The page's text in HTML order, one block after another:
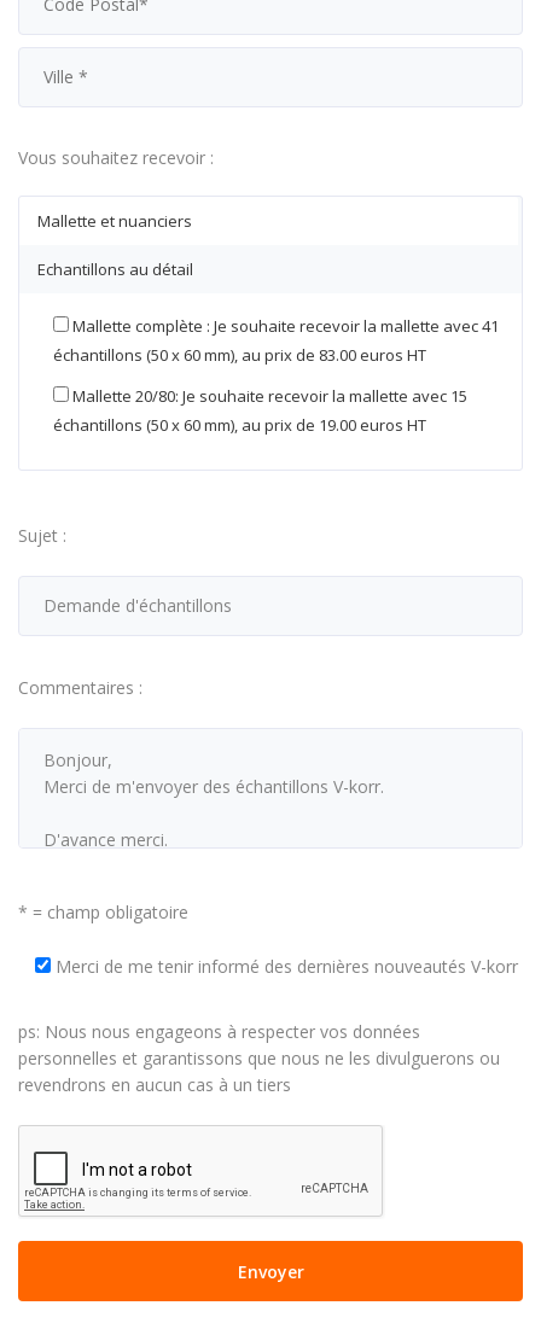
Vous souhaitez recevoir :
Mallette et nuanciers
Echantillons au détail
Mallette complète : Je souhaite recevoir la mallette avec 41
échantillons (50 x 60 mm), au prix de 83.00 euros HT
Mallette 20/80: Je souhaite recevoir la mallette avec 15
échantillons (50 x 60 mm), au prix de 19.00 euros HT
003
006
Sujet :
Commentaires :
* = champ obligatoire
Merci de me tenir informé des dernières nouveautés V-korr
ps: Nous nous engageons à respecter vos données
personnelles et garantissons que nous ne les divulguerons ou
revendrons en aucun cas à un tiers